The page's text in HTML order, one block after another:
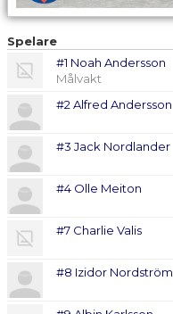
Spelare
#1 Noah Andersson
Målvakt
#2 Alfred Andersson
#3 Jack Nordlander
#4 Olle Meiton
#7 Charlie Valis
#8 Izidor Nordström